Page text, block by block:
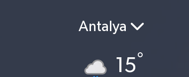
Antalya
15°